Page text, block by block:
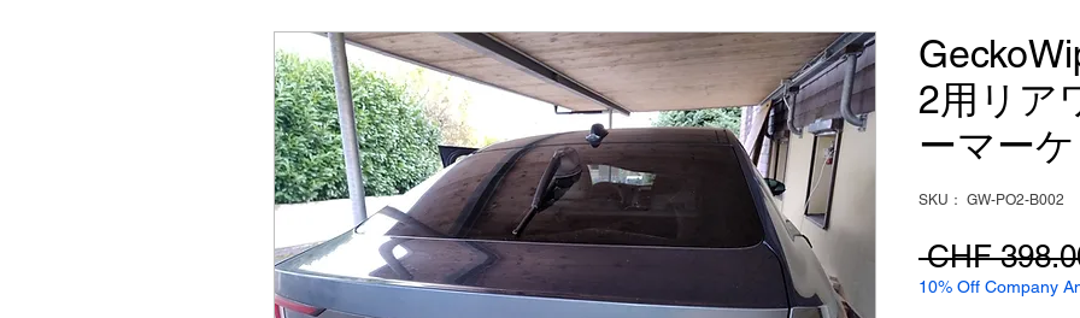
2用リア
ーマー
SKU： GW-PO2-B002
CHF
10% Off Company